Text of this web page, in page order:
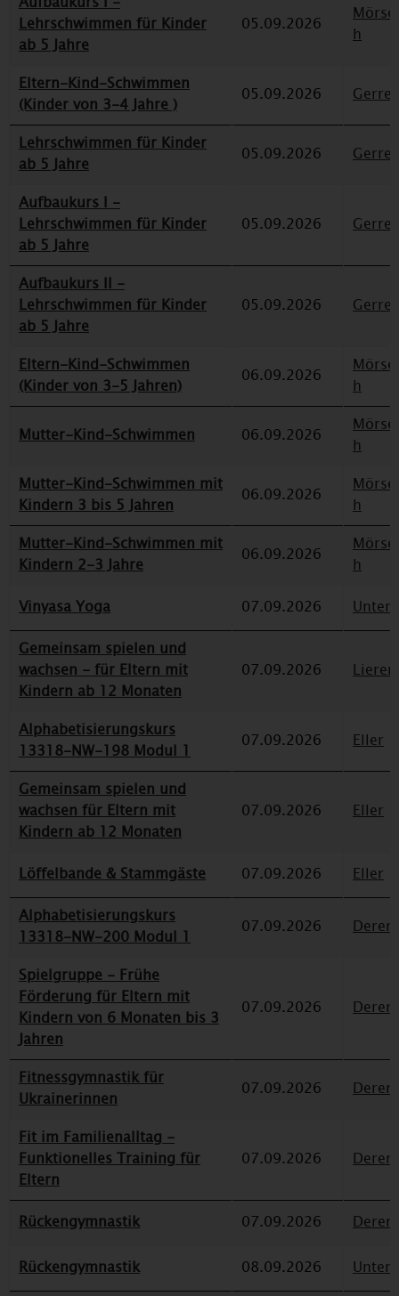
Lehrschwimmen für Kinder
ab 5 Jahre
05.09.2026
h
Eltern-Kind-Schwimmen
(Kinder von 3-4 Jahre )
05.09.2026
Lehrschwimmen für Kinder
ab 5 Jahre
05.09.2026
Aufbaukurs I -
Lehrschwimmen für Kinder
ab 5 Jahre
05.09.2026
Aufbaukurs II -
Lehrschwimmen für Kinder
ab 5 Jahre
05.09.2026
Eltern-Kind-Schwimmen
(Kinder von 3-5 Jahren)
06.09.2026
h
Mutter-Kind-Schwimmen 06.09.2026
h
Mutter-Kind-Schwimmen mit
Kindern 3 bis 5 Jahren
06.09.2026
h
Mutter-Kind-Schwimmen mit
Kindern 2-3 Jahre
06.09.2026
h
Vinyasa Yoga
07.09.2026
Gemeinsam spielen und
wachsen - für Eltern mit
Kindern ab 12 Monaten
07.09.2026
Alphabetisierungskurs
13318-NW-198 Modul 1
07.09.2026 Eller
Gemeinsam spielen und
wachsen für Eltern mit
Kindern ab 12 Monaten
07.09.2026 Eller
Löffelbande & Stammgäste 07.09.2026
Eller
Alphabetisierungskurs
13318-NW-200 Modul 1
07.09.2026
Spielgruppe - Frühe
Förderung für Eltern mit
Kindern von 6 Monaten bis 3
Jahren
07.09.2026
Fitnessgymnastik für
Ukrainerinnen
07.09.2026
Fit im Familienalltag -
Funktionelles Training für
Eltern
07.09.2026
Rückengymnastik 07.09.2026
Rückengymnastik 08.09.2026